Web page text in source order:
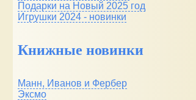
Подарки на Новый 2025 год
Игрушки 2024 - новинки
Книжные новинки
Манн, Иванов и Фербер
Эксмо